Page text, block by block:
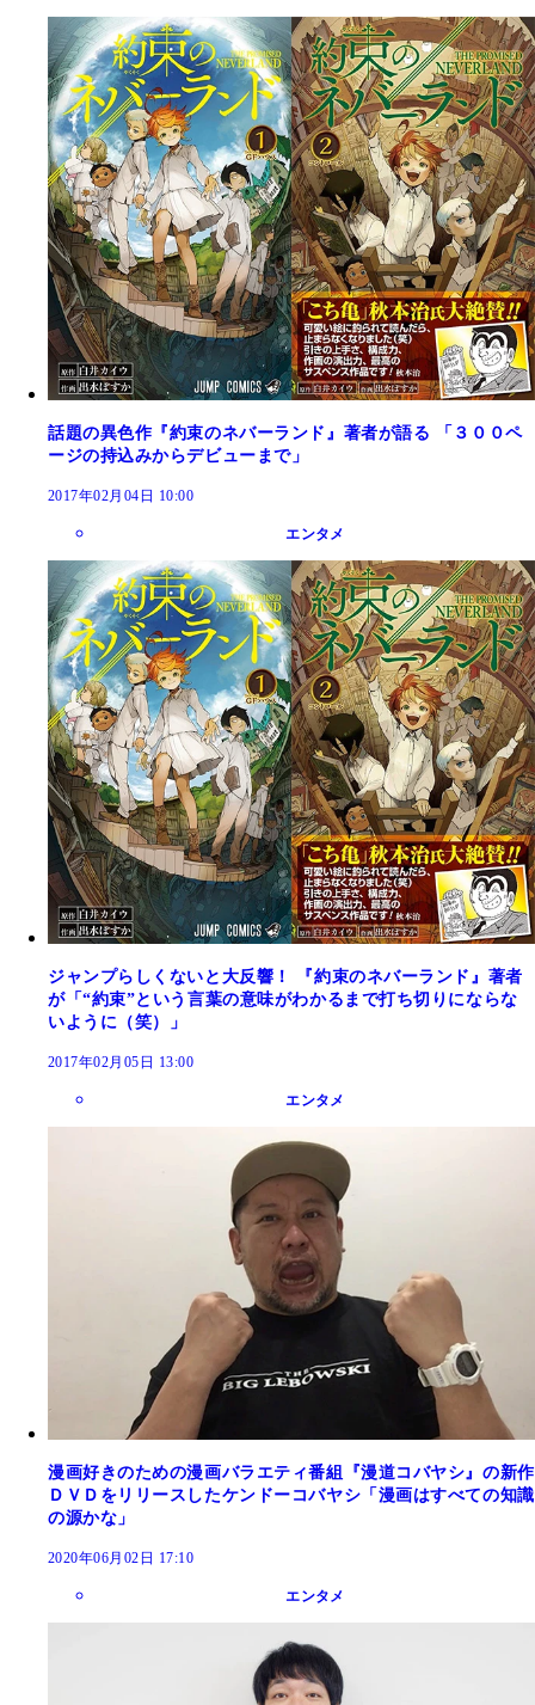
話題の異色作『約束のネバーランド』著者が語る 「３００ペ
ージの持込みからデビューまで」
2017年02月04日 10:00
エンタメ
ジャンプらしくないと大反響！ 『約束のネバーランド』著者
が「“約束”という言葉の意味がわかるまで打ち切りにならな
いように（笑）」
2017年02月05日 13:00
エンタメ
漫画好きのための漫画バラエティ番組『漫道コバヤシ』の新作
ＤＶＤをリリースしたケンドーコバヤシ「漫画はすべての知識
の源かな」
2020年06月02日 17:10
エンタメ